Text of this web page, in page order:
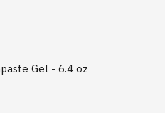
Gel - 6.4 oz